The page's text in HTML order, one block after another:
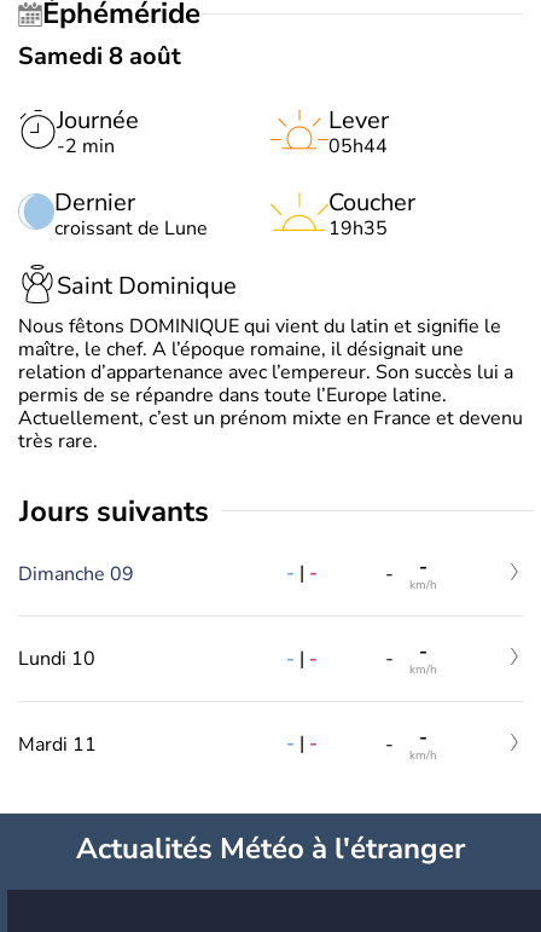
Éphéméride
Samedi 8 août
Journée
-2 min
Dernier
croissant de Lune
Lever
05h44
Coucher
19h35
Saint Dominique
Nous fêtons DOMINIQUE qui vient du latin et signifie le
maître, le chef. A l’époque romaine, il désignait une
relation d’appartenance avec l’empereur. Son succès lui a
permis de se répandre dans toute l’Europe latine.
Actuellement, c’est un prénom mixte en France et devenu
très rare.
jours suivants
Dimanche 09 - | - - -
km/h
Lundi 10 - | - - -
km/h
Mardi 11 - | - - -
km/h
Actualités Météo à l'étranger